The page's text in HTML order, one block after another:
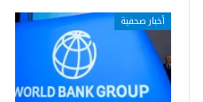
أخبار صحفية